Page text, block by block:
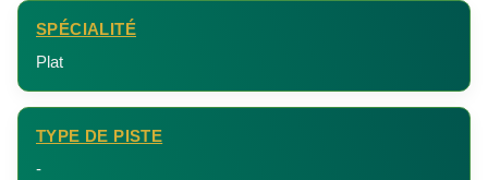
SPÉCIALITÉ
Plat
TYPE DE PISTE
-